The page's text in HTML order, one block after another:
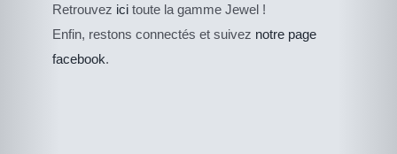
Retrouvez ici toute la gamme Jewel !
Enfin, restons connectés et suivez notre page
facebook.
DESCRIPTIF DU
A